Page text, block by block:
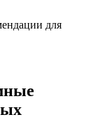
для